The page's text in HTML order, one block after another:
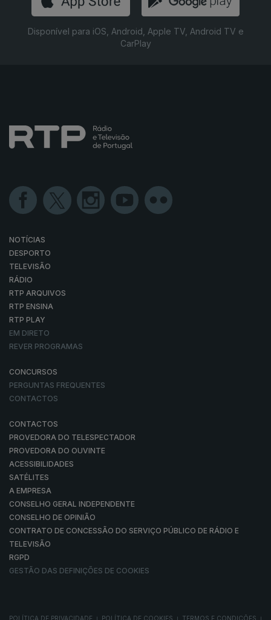
Disponível para iOS, Android, Apple TV, Android TV e
CarPlay
NOTÍCIAS
DESPORTO
TELEVISÃO
RÁDIO
RTP ARQUIVOS
RTP ENSINA
RTP PLAY
EM DIRETO
REVER PROGRAMAS
CONCURSOS
PERGUNTAS FREQUENTES
CONTACTOS
CONTACTOS
PROVEDORA DO TELESPECTADOR
PROVEDORA DO OUVINTE
ACESSIBILIDADES
SATÉLITES
A EMPRESA
CONSELHO GERAL INDEPENDENTE
CONSELHO DE OPINIÃO
CONTRATO DE CONCESSÃO DO SERVIÇO PÚBLICO DE RÁDIO E
TELEVISÃO
RGPD
GESTÃO DAS DEFINIÇÕES DE COOKIES
POLÍTICA DE PRIVACIDADE POLÍTICA DE COOKIES TERMOS E CONDIÇÕES